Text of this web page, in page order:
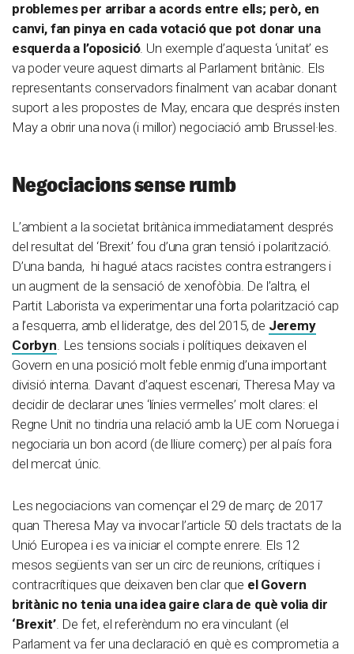
problemes per arribar a acords entre ells; però, en
canvi, fan pinya en cada votació que pot donar una
esquerda a l’oposició. Un exemple d’aquesta ‘unitat’ es
va poder veure aquest dimarts al Parlament britànic. Els
representants conservadors finalment van acabar donant
suport a les propostes de May, encara que després insten
May a obrir una nova (i millor) negociació amb Brussel·les.
Negociacions sense rumb
L’ambient a la societat britànica immediatament després
del resultat del ‘Brexit’ fou d’una gran tensió i polarització.
D’una banda, hi hagué atacs racistes contra estrangers i
un augment de la sensació de xenofòbia. De l’altra, el
Partit Laborista va experimentar una forta polarització cap
a l’esquerra, amb el lideratge, des del 2015, de Jeremy
Corbyn . Les tensions socials i polítiques deixaven el
Govern en una posició molt feble enmig d’una important
divisió interna. Davant d’aquest escenari, Theresa May va
decidir de declarar unes ‘línies vermelles’ molt clares: el
Regne Unit no tindria una relació amb la UE com Noruega i
negociaria un bon acord (de lliure comerç) per al país fora
del mercat únic.
Les negociacions van començar el 29 de març de 2017
quan Theresa May va invocar l’article 50 dels tractats de la
Unió Europea i es va iniciar el compte enrere. Els 12
mesos següents van ser un circ de reunions, crítiques i
contracrítiques que deixaven ben clar que el Govern
britànic no tenia una idea gaire clara de què volia dir
‘Brexit’. De fet, el referèndum no era vinculant (el
Parlament va fer una declaració en què es comprometia a